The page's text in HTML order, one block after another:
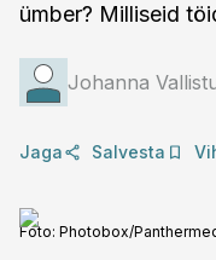
ümber? Milliseid
Johanna
Jaga Salvesta
Foto: Photobox/